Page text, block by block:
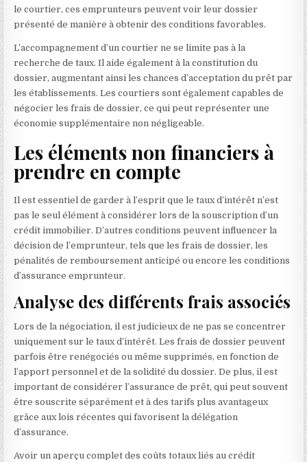
le courtier, ces emprunteurs peuvent voir leur dossier
présenté de manière à obtenir des conditions favorables.
L’accompagnement d’un courtier ne se limite pas à la
recherche de taux. Il aide également à la constitution du
dossier, augmentant ainsi les chances d’acceptation du prêt par
les établissements. Les courtiers sont également capables de
négocier les frais de dossier, ce qui peut représenter une
économie supplémentaire non négligeable.
Les éléments non financiers à
prendre en compte
Il est essentiel de garder à l’esprit que le taux d’intérêt n’est
pas le seul élément à considérer lors de la souscription d’un
crédit immobilier. D’autres conditions peuvent influencer la
décision de l’emprunteur, tels que les frais de dossier, les
pénalités de remboursement anticipé ou encore les conditions
d’assurance emprunteur.
Analyse des différents frais associés
Lors de la négociation, il est judicieux de ne pas se concentrer
uniquement sur le taux d’intérêt. Les frais de dossier peuvent
parfois être renégociés ou même supprimés, en fonction de
l’apport personnel et de la solidité du dossier. De plus, il est
important de considérer l’assurance de prêt, qui peut souvent
être souscrite séparément et à des tarifs plus avantageux
grâce aux lois récentes qui favorisent la délégation
d’assurance.
Avoir un aperçu complet des coûts totaux liés au crédit